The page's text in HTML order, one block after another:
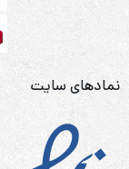
نمادهای سایت